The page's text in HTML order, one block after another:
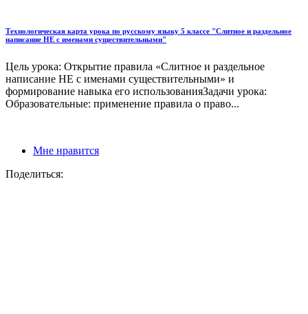
Технологическая карта урока по русскому языку 5 классе "Слитное и раздельное
написание НЕ с именами существительными"
Цель урока: Открытие правила «Слитное и раздельное
написание НЕ с именами существительными» и
формирование навыка его использованияЗадачи урока:
Образовательные: применение правила о право...
Мне нравится
Поделиться: